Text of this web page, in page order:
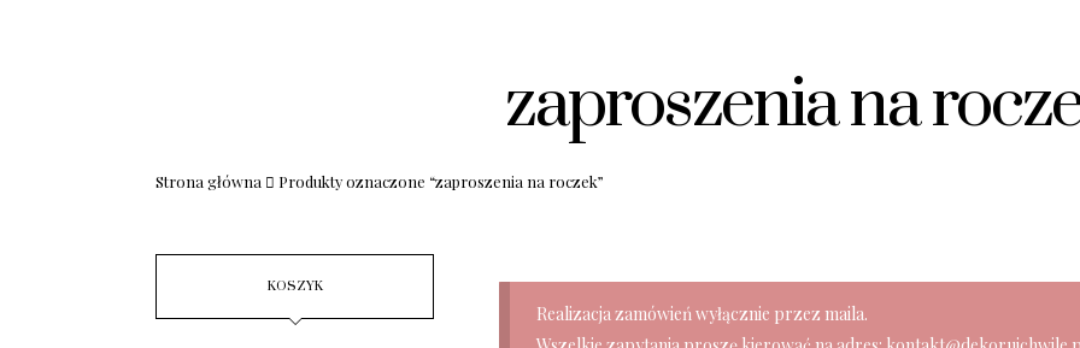
zaproszenia na
Strona główna Produkty oznaczone “zaproszenia na roczek”
Realizacja zamówień wyłącznie przez maila.
KOSZYK